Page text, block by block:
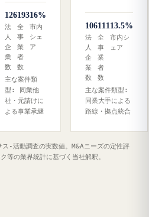
126
法
人
企
業
数
193
全
事
業
者
数
16%
市内
シェ
ア
主な案件類
型: 同業他
社・元請けに
よる事業承継
106
法
人
企
業
数
111
全
事
業
者
数
13.5%
市内シ
ェア
主な案件類型:
同業大手による
路線・拠点統合
‐活動調査の実数値。M&Aニーズの定性評
等の業界統計に基づく当社解釈。